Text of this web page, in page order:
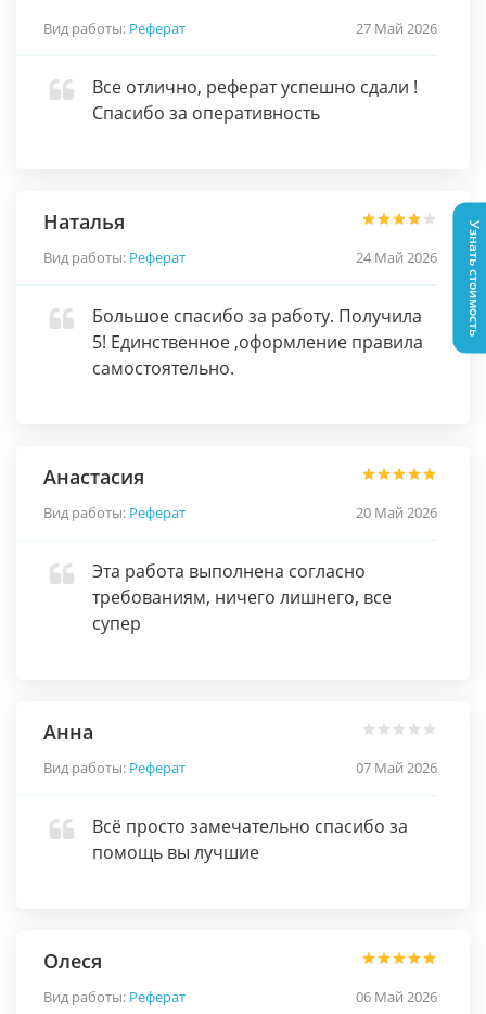
Вид работы: Реферат 27 Май 2026
Все отлично, реферат успешно сдали !
Спасибо за оперативность
Наталья
Вид работы: Реферат 24 Май 2026
Большое спасибо за работу. Получила
5! Единственное ,оформление правила
самостоятельно.
Анастасия
Вид работы: Реферат 20 Май 2026
Эта работа выполнена согласно
требованиям, ничего лишнего, все
супер
Анна
Вид работы: Реферат 07 Май 2026
Всё просто замечательно спасибо за
помощь вы лучшие
Олеся
Вид работы: Реферат 06 Май 2026
Узнать стоимость